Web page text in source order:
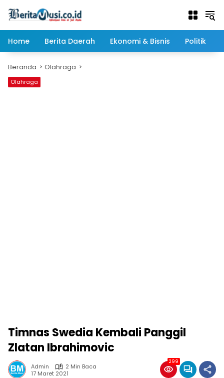
Home
Berita Daerah Ekonomi & Bisnis Politik
Beranda Olahraga
Olahraga
Timnas Swedia Kembali Panggil
Zlatan Ibrahimovic
Admin
2 Min Baca
17 Maret 2021
299